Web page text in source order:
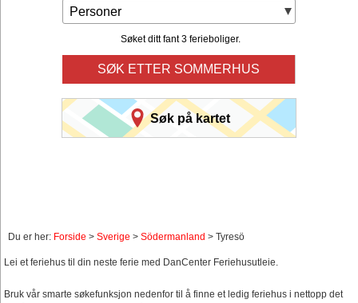
Personer
Søket ditt fant 3 ferieboliger.
SØK ETTER SOMMERHUS
Søk på kartet
Du er her: Forside > Sverige > Södermanland > Tyresö
Lei et feriehus til din neste ferie med DanCenter Feriehusutleie.
Bruk vår smarte søkefunksjon nedenfor til å finne et ledig feriehus i nettopp det